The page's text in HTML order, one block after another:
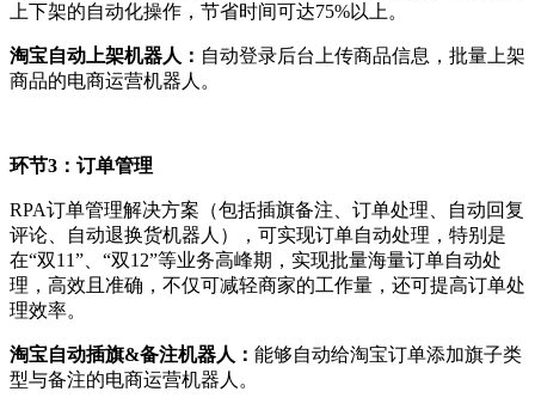
上下架的自动化操作，节省时间可达75%以上。
淘宝自动上架机器人： 自动登录后台上传商品信息，批量上架
商品的电商运营机器人。
环节3：订单管理
RPA订单管理解决方案（包括插旗备注、订单处理、自动回复
评论、自动退换货机器人），可实现订单自动处理，特别是
在“双11”、“双12”等业务高峰期，实现批量海量订单自动处
理，高效且准确，不仅可减轻商家的工作量，还可提高订单处
理效率。
淘宝自动插旗&备注机器人： 能够自动给淘宝订单添加旗子类
型与备注的电商运营机器人。